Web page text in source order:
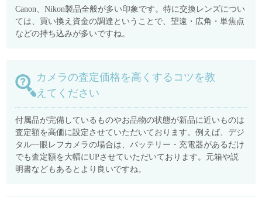
Canon、Nikon製品全般が多い印象です。特に交換レンズについ
ては、買い換え資金の調達ということで、望遠・広角・単焦点
などの持ち込みが多いですね。
カメラの査定価格を高くするコツを教
えてください
付属品が完備しているものやお品物の状態が新品に近いものは
査定額を高価に設定させていただいております。例えば、デジ
タル一眼レフカメラの場合は、バッテリー・充電器があるだけ
でも査定額を大幅にUPさせていただいております。元箱や説
明書などもあるとより良いですね。